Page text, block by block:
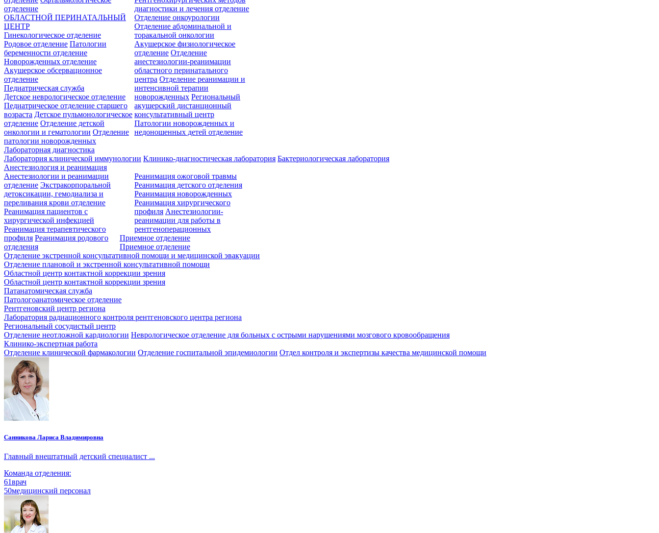
отделение
диагностики и лечения отделение
Отделение онкоурологии
Отделение абдоминальной и
торакальной онкологии
ОБЛАСТНОЙ ПЕРИНАТАЛЬНЫЙ
ЦЕНТР
Гинекологическое отделение
Родовое отделение Патологии
беременности отделение
Новорожденных отделение
Акушерское обсервационное
отделение
Акушерское физиологическое
отделение Отделение
анестезиологии-реанимации
областного перинатального
центра Отделение реанимации и
интенсивной терапии
новорожденных Региональный
акушерский дистанционный
консультативный центр
Патологии новорожденных и
недоношенных детей отделение
Педиатрическая служба
Детское неврологическое отделение
Педиатрическое отделение старшего
возраста Детское пульмонологическое
отделение Отделение детской
онкологии и гематологии Отделение
патологии новорожденных
Лабораторная диагностика
Лаборатория клинической иммунологии Клинико-диагностическая лаборатория Бактериологическая лаборатория
Анестезиология и реанимация
Анестезиологии и реанимации
отделение Экстракорпоральной
детоксикации, гемодиализа и
переливания крови отделение
Реанимация пациентов с
хирургической инфекцией
Реанимация терапевтического
профиля Реанимация родового
отделения
Реанимация ожоговой травмы
Реанимация детского отделения
Реанимация новорожденных
Реанимация хирургического
профиля Анестезиологии-
реанимации для работы в
рентгеноперационных
Приемное отделение
Приемное отделение
Отделение экстренной консультативной помощи и медицинской эвакуации
Отделение плановой и экстренной консультативной помощи
Областной центр контактной коррекции зрения
Областной центр контактной коррекции зрения
Патанатомическая служба
Патологоанатомическое отделение
Рентгеновский центр региона
Лаборатория радиационного контроля рентгеновского центра региона
Региональный сосудистый центр
Отделение неотложной кардиологии Неврологическое отделение для больных с острыми нарушениями мозгового кровообращения
Клинико-экспертная работа
Отделение клинической фармакологии Отделение госпитальной эпидемиологии Отдел контроля и экспертизы качества медицинской помощи
Санникова Лариса Владимировна
Главный внештатный детский специалист ...
Команда отделения:
61врач
50медицинский персонал